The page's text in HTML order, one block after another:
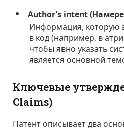
Author’s intent
Информация, которую
в код (например, в
чтобы явно указать
является основной
Ключевые
Claims)
Патент описывает два